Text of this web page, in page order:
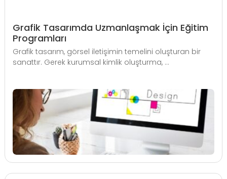
Grafik Tasarımda Uzmanlaşmak İçin Eğitim
Programları
Grafik tasarım, görsel iletişimin temelini oluşturan bir
sanattır. Gerek kurumsal kimlik oluşturma, ...